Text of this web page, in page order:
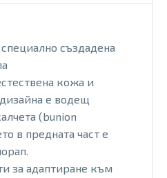
създадена
кожа и
е водещ
(bunion
в предната част е
за адаптиране към